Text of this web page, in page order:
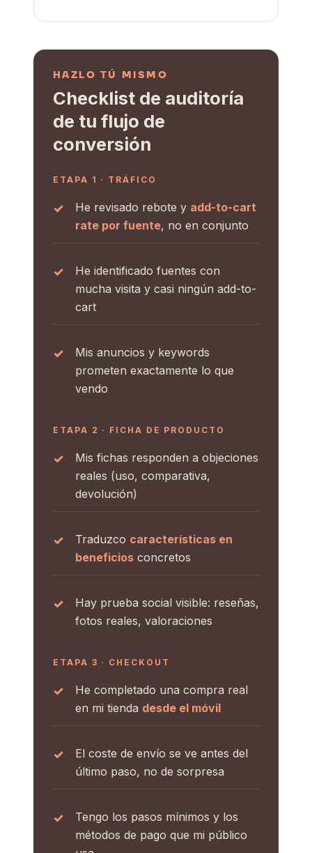
HAZLO TÚ MISMO
Checklist de auditoría
de tu flujo de
conversión
ETAPA 1 · TRÁFICO
He revisado rebote y add-to-cart
rate por fuente, no en conjunto
He identificado fuentes con
mucha visita y casi ningún add-to-
cart
Mis anuncios y keywords
prometen exactamente lo que
vendo
ETAPA 2 · FICHA DE PRODUCTO
Mis fichas responden a objeciones
reales (uso, comparativa,
devolución)
Traduzco características en
beneficios concretos
Hay prueba social visible: reseñas,
fotos reales, valoraciones
ETAPA 3 · CHECKOUT
He completado una compra real
en mi tienda desde el móvil
El coste de envío se ve antes del
último paso, no de sorpresa
Tengo los pasos mínimos y los
métodos de pago que mi público